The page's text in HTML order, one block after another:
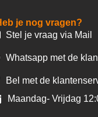
je nog vragen?
Stel je vraag via Mail
Whatsapp met de
Bel met de
Maandag- Vrijdag